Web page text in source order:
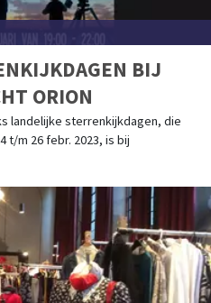
BIJ
ORION
landelijke sterrenkijkdagen, die
t/m 26 febr. 2023, is bij